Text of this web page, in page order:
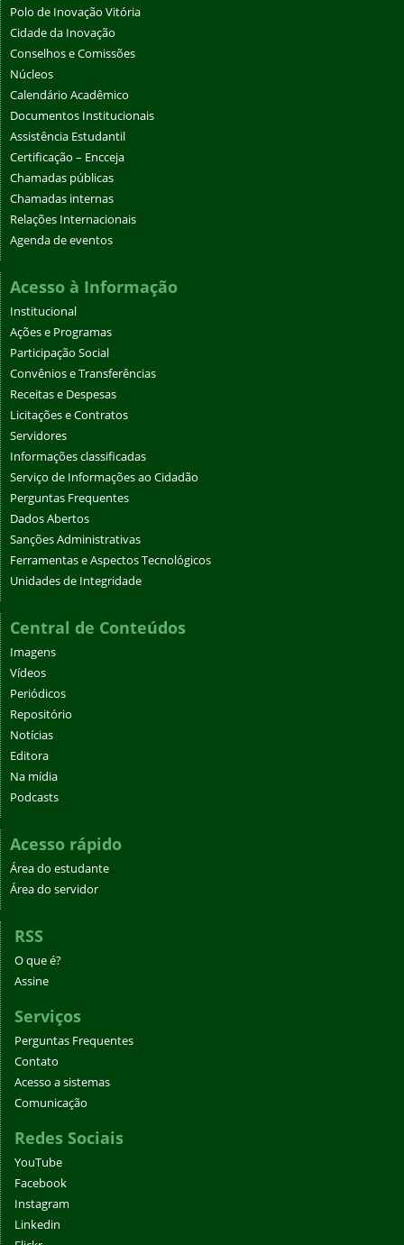
Polo de Inovação Vitória
Cidade da Inovação
Conselhos e Comissões
Núcleos
Calendário Acadêmico
Documentos Institucionais
Assistência Estudantil
Certificação – Encceja
Chamadas públicas
Chamadas internas
Relações Internacionais
Agenda de eventos
Acesso à Informação
Institucional
Ações e Programas
Participação Social
Convênios e Transferências
Receitas e Despesas
Licitações e Contratos
Servidores
Informações classificadas
Serviço de Informações ao Cidadão
Perguntas Frequentes
Dados Abertos
Sanções Administrativas
Ferramentas e Aspectos Tecnológicos
Unidades de Integridade
Central de Conteúdos
Imagens
Vídeos
Periódicos
Repositório
Notícias
Editora
Na mídia
Podcasts
Acesso rápido
Área do estudante
Área do servidor
RSS
O que é?
Assine
Serviços
Perguntas Frequentes
Contato
Acesso a sistemas
Comunicação
Redes Sociais
YouTube
Facebook
Instagram
Linkedin